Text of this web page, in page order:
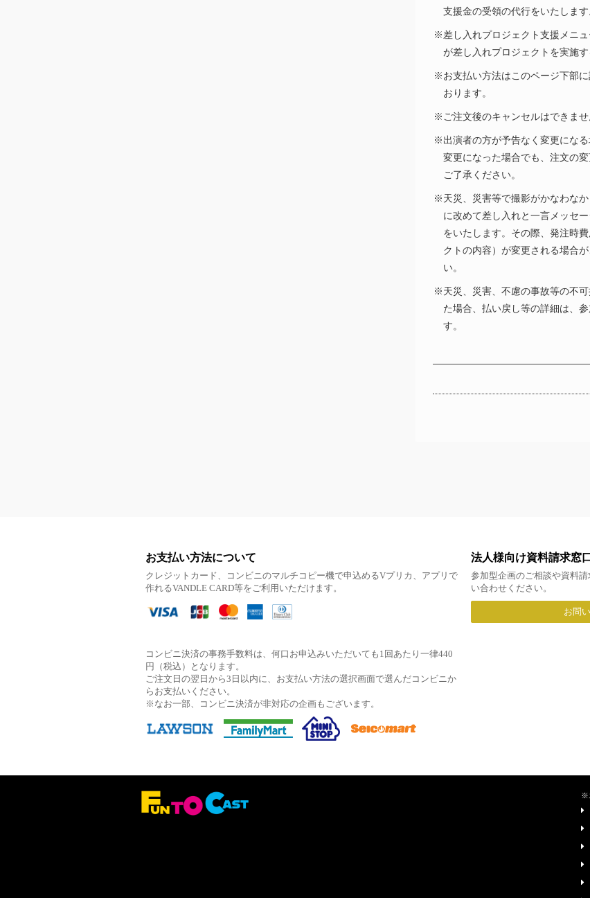
支援金の受領の代行をいたします
※差し入れプロジェクト支援メニ
が差し入れプロジェクトを実施
※お支払い方法はこのページ下部
おります。
※ご注文後のキャンセルはできませ
※出演者の方が予告なく変更にな
変更になった場合でも、注文の
ご了承ください。
※天災、災害等で撮影がかなわな
に改めて差し入れと一言メッセ
をいたします。その際、発注時
クトの内容）が変更される場合
い。
※天災、災害、不慮の事故等の不
た場合、払い戻し等の詳細は、
す。
お支払い方法について
クレジットカード、コンビニのマルチコピー機で申込めるVプリカ、アプリで
作れるVANDLE CARD等をご利用いただけます。
コンビニ決済の事務手数料は、何口お申込みいただいても1回あたり一律440
円（税込）となります。
ご注文日の翌日から3日以内に、お支払い方法の選択画面で選んだコンビニか
らお支払いください。
※なお一部、コンビニ決済が非対応の企画もございます。
法人様向け資料請求窓口
参加型企画のご相談や資料
い合わせください。
お問
※